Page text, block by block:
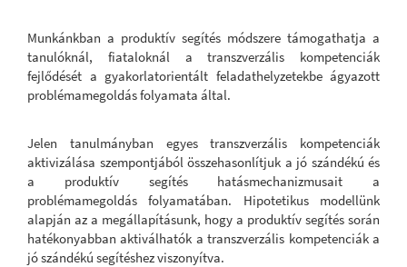
Munkánkban a produktív segítés módszere támogathatja a
tanulóknál, fiataloknál a transzverzális kompetenciák
fejlődését a gyakorlatorientált feladathelyzetekbe ágyazott
problémamegoldás folyamata által.
Jelen tanulmányban egyes transzverzális kompetenciák
aktivizálása szempontjából összehasonlítjuk a jó szándékú és
a produktív segítés hatásmechanizmusait a
problémamegoldás folyamatában. Hipotetikus modellünk
alapján az a megállapításunk, hogy a produktív segítés során
hatékonyabban aktiválhatók a transzverzális kompetenciák a
jó szándékú segítéshez viszonyítva.